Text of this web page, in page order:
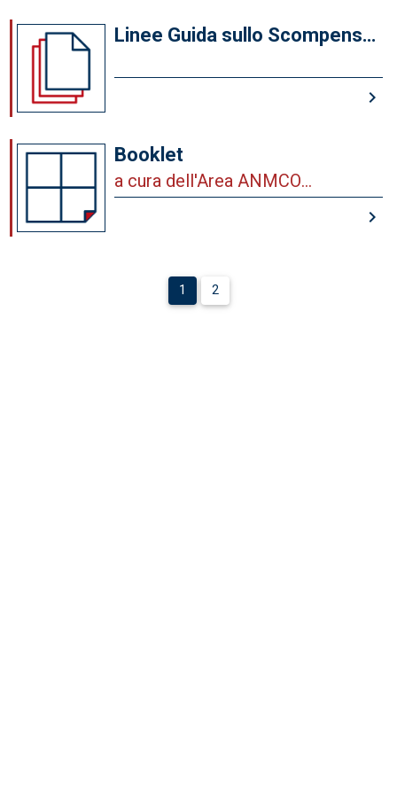
Linee Guida sullo Scompenso
keyboard_arrow_right
Booklet
a cura dell'Area ANMCO
Cardioncologia
keyboard_arrow_right
1 2